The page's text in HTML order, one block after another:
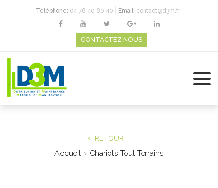
Téléphone: 04 78 40 80 40 Email: contact@d3m.fr
CONTACTEZ NOUS
RETOUR
Accueil Chariots Tout Terrains